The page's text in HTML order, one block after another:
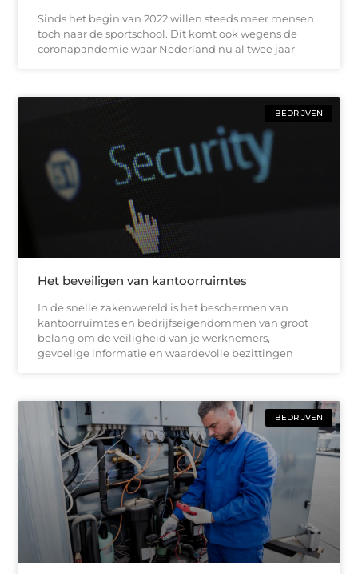
Sinds het begin van 2022 willen steeds meer mensen
toch naar de sportschool. Dit komt ook wegens de
coronapandemie waar Nederland nu al twee jaar
BEDRIJVEN
Het beveiligen van kantoorruimtes
In de snelle zakenwereld is het beschermen van
kantoorruimtes en bedrijfseigendommen van groot
belang om de veiligheid van je werknemers,
gevoelige informatie en waardevolle bezittingen
BEDRIJVEN